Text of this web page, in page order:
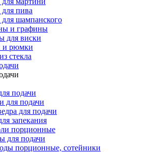
пива
шампанского
и графины
для виски
и рюмки
стекла
подачи
для подачи
для подачи
запекания
порционные
для подачи
порционные, сотейники